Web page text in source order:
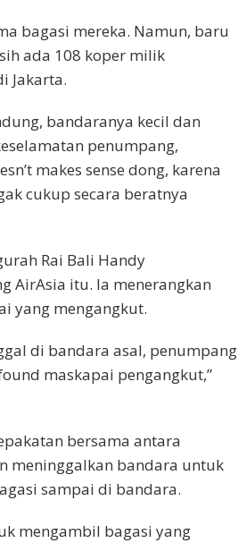
bagasi mereka. Namun, baru
ada 108 koper milik
Jakarta.
bandaranya kecil dan
penumpang,
makes sense dong, karena
cukup secara beratnya
Rai Bali Handy
AirAsia itu. Ia menerangkan
yang mengangkut.
di bandara asal, penumpang
maskapai pengangkut,”
bersama antara
meninggalkan bandara untuk
sampai di bandara.
mengambil bagasi yang